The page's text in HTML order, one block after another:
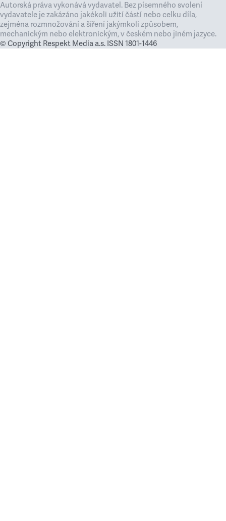
Autorská práva vykonává vydavatel. Bez písemného svolení
vydavatele je zakázáno jakékoli užití částí nebo celku díla,
zejména rozmnožování a šíření jakýmkoli způsobem,
mechanickým nebo elektronickým, v českém nebo jiném jazyce.
© Copyright Respekt Media a.s. ISSN 1801-1446